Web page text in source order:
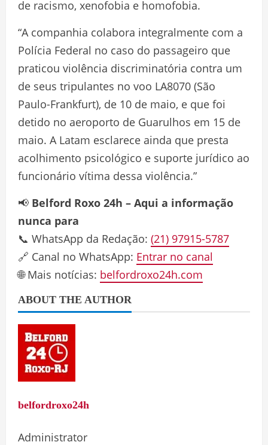
de racismo, xenofobia e homofobia.
“A companhia colabora integralmente com a
Polícia Federal no caso do passageiro que
praticou violência discriminatória contra um
de seus tripulantes no voo LA8070 (São
Paulo-Frankfurt), de 10 de maio, e que foi
detido no aeroporto de Guarulhos em 15 de
maio. A Latam esclarece ainda que presta
acolhimento psicológico e suporte jurídico ao
funcionário vítima dessa violência.”
📢 Belford Roxo 24h – Aqui a informação
nunca para
📞 WhatsApp da Redação: (21) 97915-5787
🔗 Canal no WhatsApp: Entrar no canal
🌐 Mais notícias: belfordroxo24h.com
ABOUT THE AUTHOR
belfordroxo24h
Administrator